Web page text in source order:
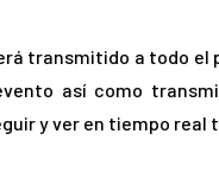
transmitido a todo
así como
y ver en tiempo real